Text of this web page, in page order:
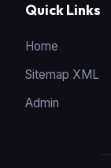
Quick Links
Home
Sitemap XML
Admin